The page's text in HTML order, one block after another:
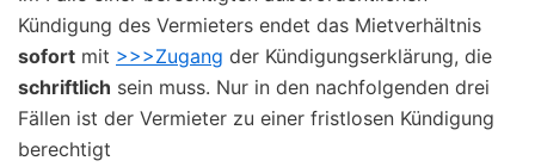
Kündigung des Vermieters endet das Mietverhältnis
sofort mit >>>Zugang der Kündigungserklärung, die
schriftlich sein muss. Nur in den nachfolgenden drei
Fällen ist der Vermieter zu einer fristlosen Kündigung
berechtigt